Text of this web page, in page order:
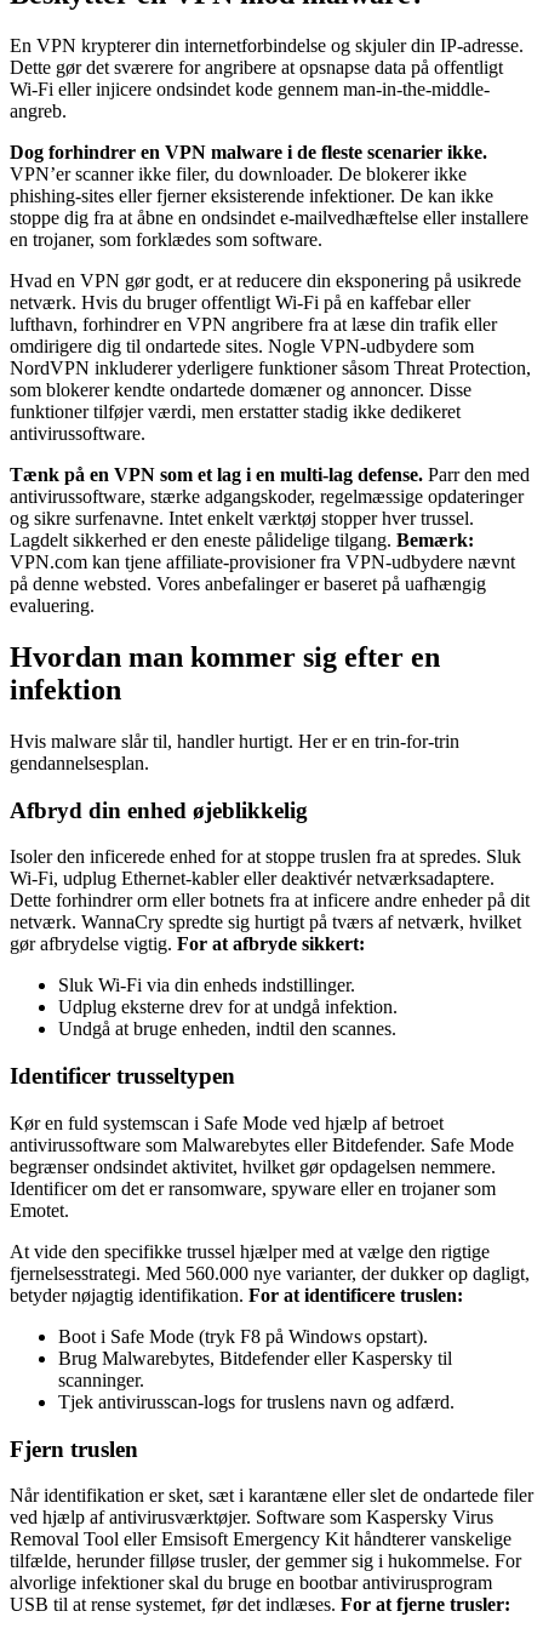
En VPN krypterer din internetforbindelse og skjuler din IP-adresse.
Dette gør det sværere for angribere at opsnapse data på offentligt
Wi-Fi eller injicere ondsindet kode gennem man-in-the-middle-
angreb.
Dog forhindrer en VPN malware i de fleste scenarier ikke.
VPN’er scanner ikke filer, du downloader. De blokerer ikke
phishing-sites eller fjerner eksisterende infektioner. De kan ikke
stoppe dig fra at åbne en ondsindet e-mailvedhæftelse eller installere
en trojaner, som forklædes som software.
Hvad en VPN gør godt, er at reducere din eksponering på usikrede
netværk. Hvis du bruger offentligt Wi-Fi på en kaffebar eller
lufthavn, forhindrer en VPN angribere fra at læse din trafik eller
omdirigere dig til ondartede sites. Nogle VPN-udbydere som
NordVPN inkluderer yderligere funktioner såsom Threat Protection,
som blokerer kendte ondartede domæner og annoncer. Disse
funktioner tilføjer værdi, men erstatter stadig ikke dedikeret
antivirussoftware.
Tænk på en VPN som et lag i en multi-lag defense. Parr den med
antivirussoftware, stærke adgangskoder, regelmæssige opdateringer
og sikre surfenavne. Intet enkelt værktøj stopper hver trussel.
Lagdelt sikkerhed er den eneste pålidelige tilgang. Bemærk:
VPN.com kan tjene affiliate-provisioner fra VPN-udbydere nævnt
på denne websted. Vores anbefalinger er baseret på uafhængig
evaluering.
Hvordan man kommer sig efter en
infektion
Hvis malware slår til, handler hurtigt. Her er en trin-for-trin
gendannelsesplan.
Afbryd din enhed øjeblikkelig
Isoler den inficerede enhed for at stoppe truslen fra at spredes. Sluk
Wi-Fi, udplug Ethernet-kabler eller deaktivér netværksadaptere.
Dette forhindrer orm eller botnets fra at inficere andre enheder på dit
netværk. WannaCry spredte sig hurtigt på tværs af netværk, hvilket
gør afbrydelse vigtig. For at afbryde sikkert:
Sluk Wi-Fi via din enheds indstillinger.
Udplug eksterne drev for at undgå infektion.
Undgå at bruge enheden, indtil den scannes.
Identificer trusseltypen
Kør en fuld systemscan i Safe Mode ved hjælp af betroet
antivirussoftware som Malwarebytes eller Bitdefender. Safe Mode
begrænser ondsindet aktivitet, hvilket gør opdagelsen nemmere.
Identificer om det er ransomware, spyware eller en trojaner som
Emotet.
At vide den specifikke trussel hjælper med at vælge den rigtige
fjernelsesstrategi. Med 560.000 nye varianter, der dukker op dagligt,
betyder nøjagtig identifikation. For at identificere truslen:
Boot i Safe Mode (tryk F8 på Windows opstart).
Brug Malwarebytes, Bitdefender eller Kaspersky til
scanninger.
Tjek antivirusscan-logs for truslens navn og adfærd.
Fjern truslen
Når identifikation er sket, sæt i karantæne eller slet de ondartede filer
ved hjælp af antivirusværktøjer. Software som Kaspersky Virus
Removal Tool eller Emsisoft Emergency Kit håndterer vanskelige
tilfælde, herunder filløse trusler, der gemmer sig i hukommelse. For
alvorlige infektioner skal du bruge en bootbar antivirusprogram
USB til at rense systemet, før det indlæses. For at fjerne trusler: